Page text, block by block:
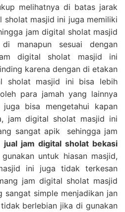
melihatnya di batas jarak
masjid ini juga memiliki
jam digital sholat masjid
manapun sesuai dengan
digital sholat masjid ini
karena dengan di etakan
masjid ini bisa lebih
para jamah yang lainnya
bisa mengetahui kapan
jam digital sholat masjid ini
sangat apik sehingga jam
jual jam digital sholat bekasi
untuk hiasan masjid,
ini juga tidak terkesan
jam digital sholat masjid
sangat simple menjadikan jan
berlebian jika di gunakan